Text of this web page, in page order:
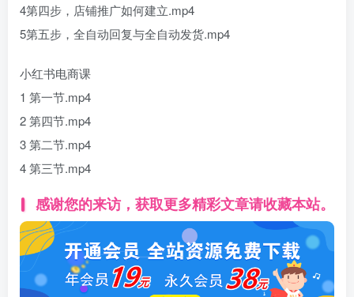
4第四步，店铺推广如何建立.mp4
5第五步，全自动回复与全自动发货.mp4
小红书电商课
1 第一节.mp4
2 第四节.mp4
3 第二节.mp4
4 第三节.mp4
感谢您的来访，获取更多精彩文章请收藏本站。